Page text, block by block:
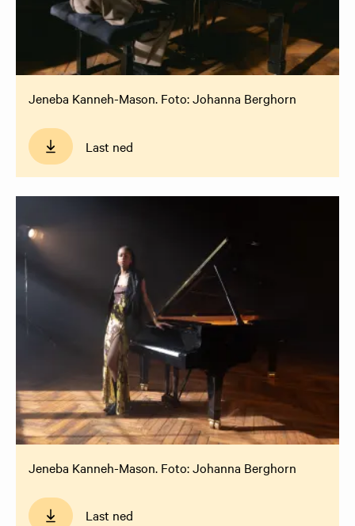
Jeneba Kanneh-Mason. Foto: Johanna Berghorn
Last ned
Jeneba Kanneh-Mason. Foto: Johanna Berghorn
Last ned